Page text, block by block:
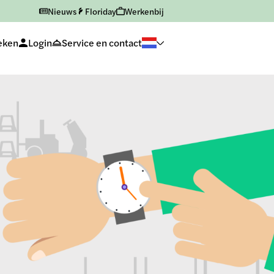
Nieuws Floriday Werkenbij
Login Service en contact